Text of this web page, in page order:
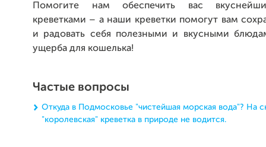
Помогите нам обеспечить вас
креветками – а наши креветки помогут вам
и радовать себя полезными и вкусными
ущерба для кошелька!
Частые вопросы
Откуда в Подмосковье "чистейшая морская вода"? На
"королевская" креветка в природе не водится.